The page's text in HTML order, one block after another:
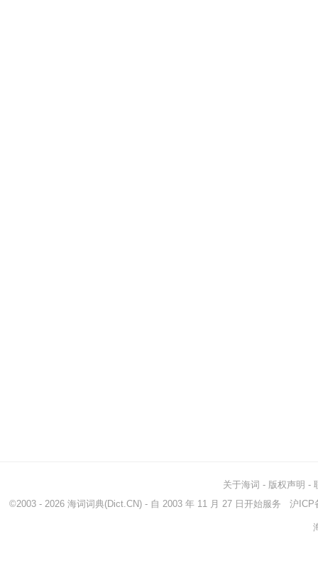
关于海词 - 版权声明 -
©2003 - 2026 海词词典(Dict.CN) - 自 2003 年 11 月 27 日开始服务 沪ICP